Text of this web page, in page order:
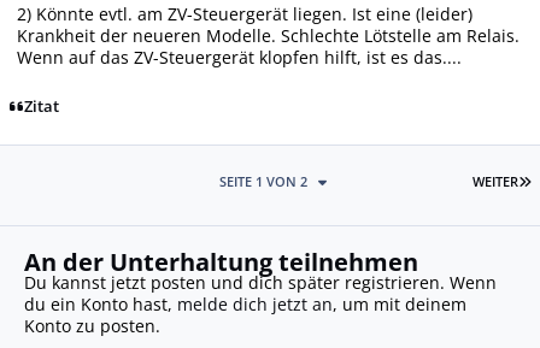
2) Könnte evtl. am ZV-Steuergerät liegen. Ist eine (leider)
Krankheit der neueren Modelle. Schlechte Lötstelle am Relais.
Wenn auf das ZV-Steuergerät klopfen hilft, ist es das....
Zitat
WEITER
SEITE 1 VON 2
An der Unterhaltung teilnehmen
Du kannst jetzt posten und dich später registrieren. Wenn
du ein Konto hast, melde dich jetzt an, um mit deinem
Konto zu posten.